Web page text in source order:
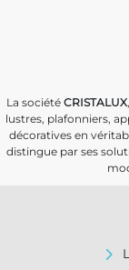
La société CRISTALUX
lustres, plafonniers,
décoratives en
distingue par ses